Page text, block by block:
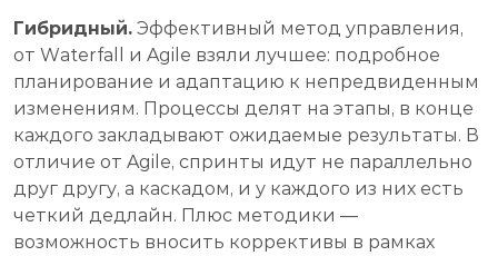
Гибридный. Эффективный метод управления,
от Waterfall и Agile взяли лучшее: подробное
планирование и адаптацию к непредвиденным
изменениям. Процессы делят на этапы, в конце
каждого закладывают ожидаемые результаты. В
отличие от Agile, спринты идут не параллельно
друг другу, а каскадом, и у каждого из них есть
четкий дедлайн. Плюс методики —
возможность вносить коррективы в рамках